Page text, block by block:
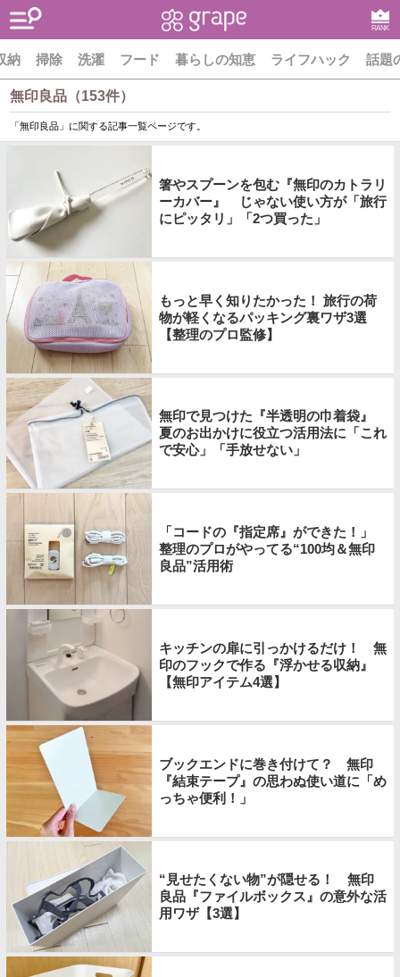
RANK
納 掃除 洗濯 フード 暮らしの知恵 ライフハック 話題
無印良品（153件）
「無印良品」に関する記事一覧ページです。
箸やスプーンを包む『無印のカトラリ
ーカバー』 じゃない使い方が「旅行
にピッタリ」「2つ買った」
もっと早く知りたかった！ 旅行の荷
物が軽くなるパッキング裏ワザ3選
【整理のプロ監修】
無印で見つけた『半透明の巾着袋』
夏のお出かけに役立つ活用法に「これ
で安心」「手放せない」
「コードの『指定席』ができた！」
整理のプロがやってる“100均＆無印
良品”活用術
キッチンの扉に引っかけるだけ！ 無
印のフックで作る『浮かせる収納』
【無印アイテム4選】
ブックエンドに巻き付けて？ 無印
『結束テープ』の思わぬ使い道に「め
っちゃ便利！」
“見せたくない物”が隠せる！ 無印
良品『ファイルボックス』の意外な活
用ワザ【3選】